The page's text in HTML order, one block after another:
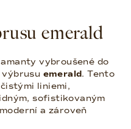
emerald
vybroušené do
emerald. Tento
liniemi,
sofistikovaným
a zároveň